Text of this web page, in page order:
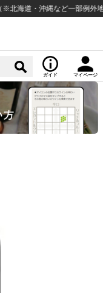
・沖縄など一部例外地域あ
ガイド マイページ